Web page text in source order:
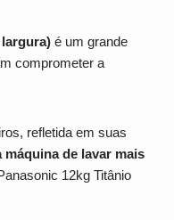
é um grande
comprometer a
refletida em suas
máquina de lavar mais
12kg Titânio